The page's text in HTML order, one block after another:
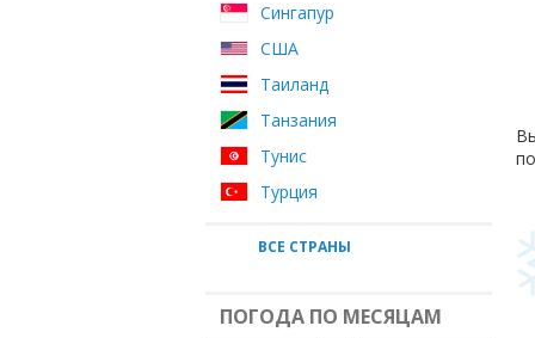
Сингапур
США
Таиланд
Танзания
Тунис
Турция
ВСЕ СТРАНЫ
ПОГОДА ПО МЕСЯЦАМ